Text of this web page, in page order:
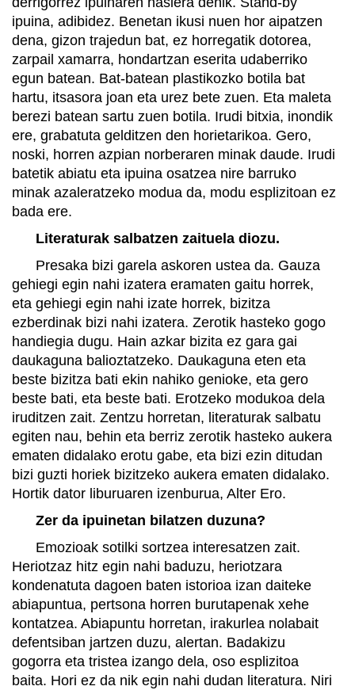
ipuina, adibidez. Benetan ikusi nuen hor aipatzen
dena, gizon trajedun bat, ez horregatik dotorea,
zarpail xamarra, hondartzan eserita udaberriko
egun batean. Bat-batean plastikozko botila bat
hartu, itsasora joan eta urez bete zuen. Eta maleta
berezi batean sartu zuen botila. Irudi bitxia, inondik
ere, grabatuta gelditzen den horietarikoa. Gero,
noski, horren azpian norberaren minak daude. Irudi
batetik abiatu eta ipuina osatzea nire barruko
minak azaleratzeko modua da, modu esplizitoan ez
bada ere.
Literaturak salbatzen zaituela diozu.
Presaka bizi garela askoren ustea da. Gauza
gehiegi egin nahi izatera eramaten gaitu horrek,
eta gehiegi egin nahi izate horrek, bizitza
ezberdinak bizi nahi izatera. Zerotik hasteko gogo
handiegia dugu. Hain azkar bizita ez gara gai
daukaguna balioztatzeko. Daukaguna eten eta
beste bizitza bati ekin nahiko genioke, eta gero
beste bati, eta beste bati. Erotzeko modukoa dela
iruditzen zait. Zentzu horretan, literaturak salbatu
egiten nau, behin eta berriz zerotik hasteko aukera
ematen didalako erotu gabe, eta bizi ezin ditudan
bizi guzti horiek bizitzeko aukera ematen didalako.
Hortik dator liburuaren izenburua, Alter Ero.
Zer da ipuinetan bilatzen duzuna?
Emozioak sotilki sortzea interesatzen zait.
Heriotzaz hitz egin nahi baduzu, heriotzara
kondenatuta dagoen baten istorioa izan daiteke
abiapuntua, pertsona horren burutapenak xehe
kontatzea. Abiapuntu horretan, irakurlea nolabait
defentsiban jartzen duzu, alertan. Badakizu
gogorra eta tristea izango dela, oso esplizitoa
baita. Hori ez da nik egin nahi dudan literatura. Niri